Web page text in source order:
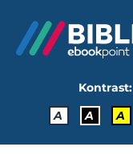
Kontrast:
A
A A